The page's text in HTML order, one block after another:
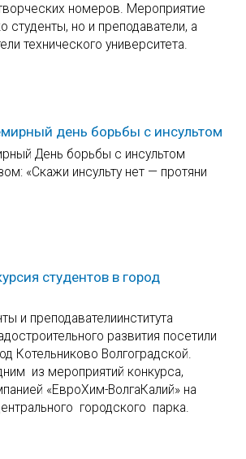
номеров. Мероприятие
студенты, но и преподаватели, а
технического университета.
день борьбы с инсультом
День борьбы с инсультом
«Скажи инсульту нет — протяни
студентов в город
и преподавателиинститута
развития посетили
Котельниково Волгоградской.
из мероприятий конкурса,
«ЕвроХим-ВолгаКалий» на
городского парка.